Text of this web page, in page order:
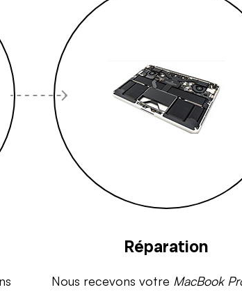
Réparation
Nous recevons votre MacBook